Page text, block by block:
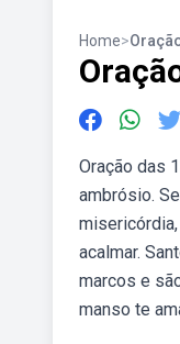
Home>
Oração das
ambrósio.
acalmar.
marcos e
manso te